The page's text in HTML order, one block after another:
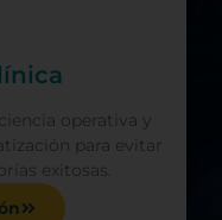
operativa y
para evitar
exitosas.